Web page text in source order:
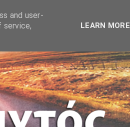
and user-
service,
LEARN MORE